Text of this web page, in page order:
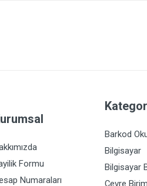
Formu
Numaraları
Barkod
Bilgisayar
Bilgisayar
Çevre